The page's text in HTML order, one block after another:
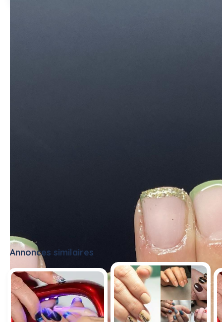
Annonces similaires Tout voir